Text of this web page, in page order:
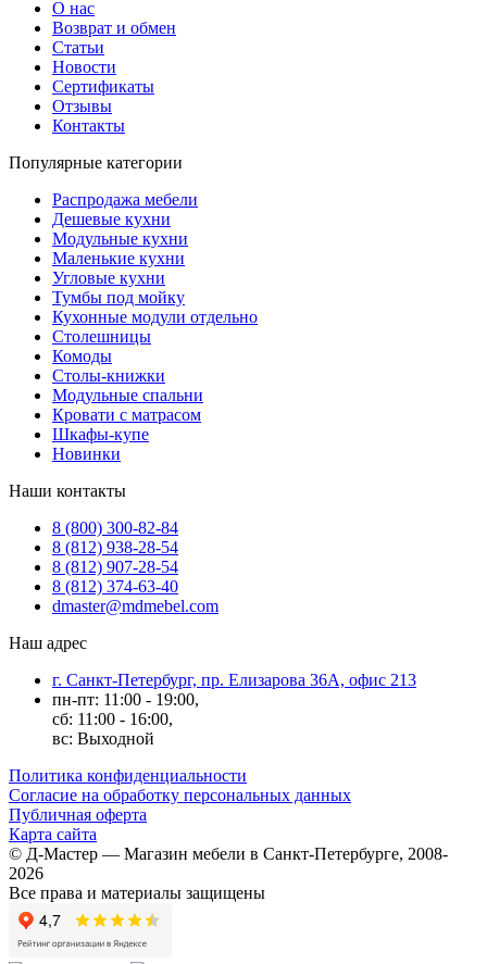
О нас
Возврат и обмен
Статьи
Новости
Сертификаты
Отзывы
Контакты
Популярные категории
Распродажа мебели
Дешевые кухни
Модульные кухни
Маленькие кухни
Угловые кухни
Тумбы под мойку
Кухонные модули отдельно
Столешницы
Комоды
Столы-книжки
Модульные спальни
Кровати с матрасом
Шкафы-купе
Новинки
Наши контакты
8 (800) 300-82-84
8 (812) 938-28-54
8 (812) 907-28-54
8 (812) 374-63-40
dmaster@mdmebel.com
Наш адрес
г. Санкт-Петербург, пр. Елизарова 36А, офис 213
пн-пт: 11:00 - 19:00,
сб: 11:00 - 16:00,
вс: Выходной
Политика конфиденциальности
Согласие на обработку персональных данных
Публичная оферта
Карта сайта
© Д-Мастер — Магазин мебели в Санкт-Петербурге, 2008-
2026
Все права и материалы защищены